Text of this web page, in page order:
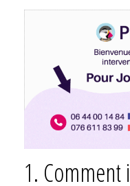
1.